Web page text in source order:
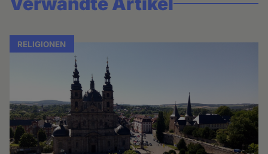
RELIGIONEN